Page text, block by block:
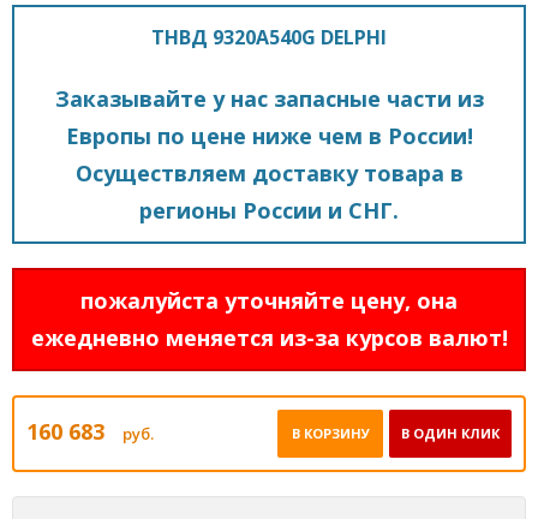
ТНВД 9320A540G DELPHI
Заказывайте у нас запасные части из
Европы по цене ниже чем в России!
Осуществляем доставку товара в
регионы России и СНГ.
пожалуйста уточняйте цену, она
ежедневно меняется из-за курсов валют!
160 683 руб. В ОДИН КЛИК
В КОРЗИНУ